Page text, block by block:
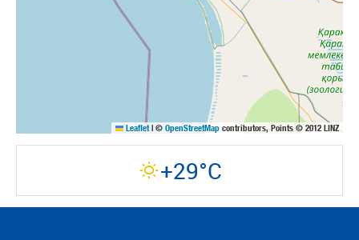
Leaflet | ©OpenStreetMap contributors, Points © 2012 LINZ
+29°C